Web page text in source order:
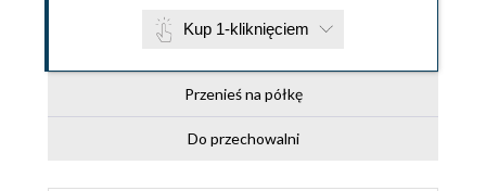
Kup 1-kliknięciem
Przenieś na półkę
Do przechowalni